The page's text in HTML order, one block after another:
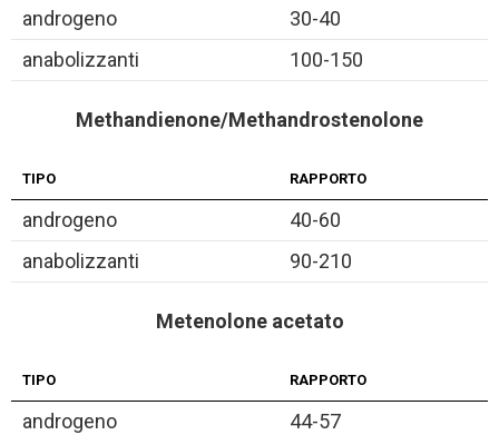
androgeno
30-40
anabolizzanti
100-150
Methandienone/Methandrostenolone
TIPO RAPPORTO
androgeno
40-60
anabolizzanti
90-210
Metenolone acetato
TIPO RAPPORTO
androgeno
44-57